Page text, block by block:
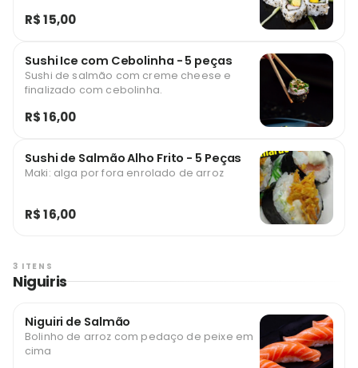
R$ 15,00
Sushi Ice com Cebolinha - 5 peças
Sushi de salmão com creme cheese e
finalizado com cebolinha.
R$ 16,00
Sushi de Salmão Alho Frito - 5 Peças
Maki: alga por fora enrolado de arroz
R$ 16,00
3 ITENS
Niguiris
Niguiri de Salmão
Bolinho de arroz com pedaço de peixe em
cima